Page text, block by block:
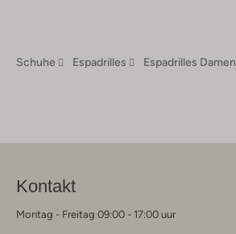
Schuhe Espadrilles Espadrilles Damen
Kontakt
Montag - Freitag 09:00 - 17:00 uur